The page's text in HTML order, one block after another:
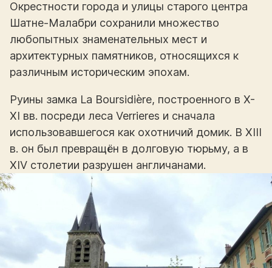
Окрестности города и улицы старого центра
Шатне-Малабри сохранили множество
любопытных знаменательных мест и
архитектурных памятников, относящихся к
различным историческим эпохам.
Руины замка La Boursidière, построенного в X-
XI вв. посреди леса Verrieres и сначала
использовавшегося как охотничий домик. В XIII
в. он был превращён в долговую тюрьму, а в
XIV столетии разрушен англичанами.